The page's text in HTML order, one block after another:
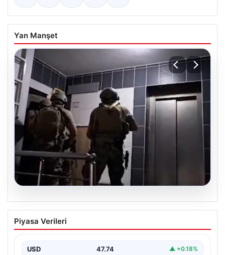
Yan Manşet
İntihar Mektubu Üzerinden Ortaya
Çıkan Milyarlık Tefecilik Şebekesi
Elazığ'da, tefecilere olan borçlarını belirten bir intihar
Piyasa Verileri
USD 47.74 ▲ +0.18%